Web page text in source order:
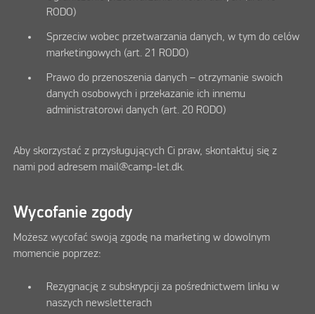
RODO)
Sprzeciw wobec przetwarzania danych, w tym do celów
marketingowych (art. 21 RODO)
Prawo do przenoszenia danych – otrzymanie swoich
danych osobowych i przekazanie ich innemu
administratorowi danych (art. 20 RODO)
Aby skorzystać z przysługujących Ci praw, skontaktuj się z
nami pod adresem mail@camp-let.dk.
Wycofanie zgody
Możesz wycofać swoją zgodę na marketing w dowolnym
momencie poprzez:
Rezygnację z subskrypcji za pośrednictwem linku w
naszych newsletterach